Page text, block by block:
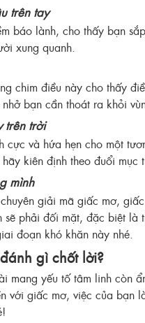
trên tay
báo lành, cho thấy bạn
xung quanh.
chim điều này cho thấy
bạn cần thoát ra khỏi
trên trời
và hứa hẹn cho một
kiên định theo đuổi mục
mình
giải mã giấc mơ,
phải đối mặt, đặc biệt
đoạn khó khăn này nhé.
gì chốt lời?
mang yếu tố tâm linh còn
với giấc mơ, việc của bạn